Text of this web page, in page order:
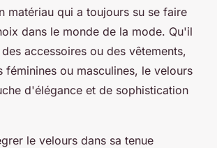
matériau qui a toujours su se faire
dans le monde de la mode. Qu'il
accessoires ou des vêtements,
féminines ou masculines, le velours
d'élégance et de sophistication
le velours dans sa tenue